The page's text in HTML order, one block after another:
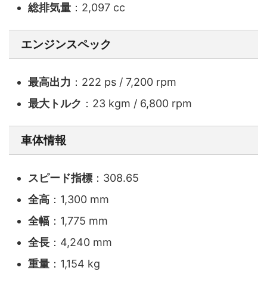
総排気量 ：2,097 cc
エンジンスペック
最高出力 ：222 ps / 7,200 rpm
最大トルク ：23 kgm / 6,800 rpm
車体情報
スピード指標 ：308.65
全高 ：1,300 mm
全幅 ：1,775 mm
全長 ：4,240 mm
重量 ：1,154 kg